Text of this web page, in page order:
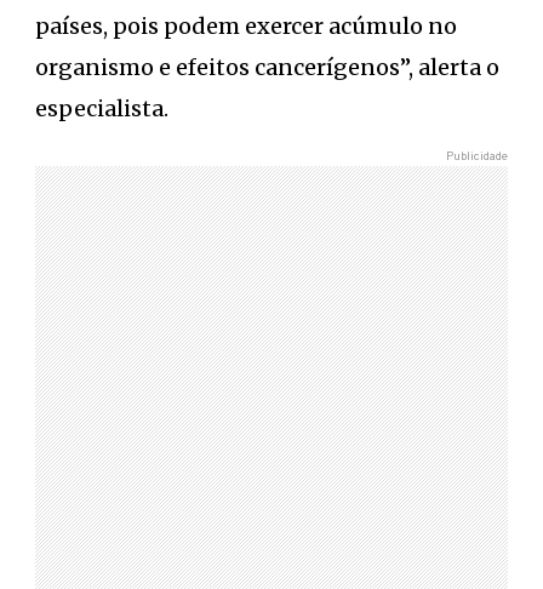
países, pois podem exercer acúmulo no
organismo e efeitos cancerígenos”, alerta o
especialista.